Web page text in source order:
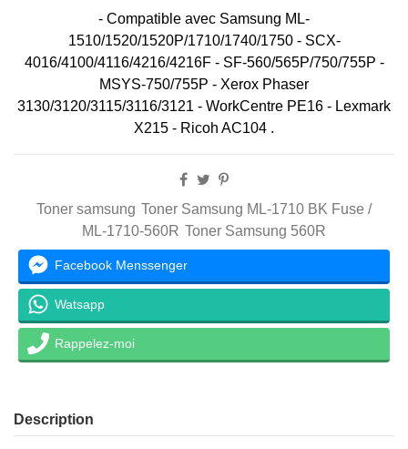
- Compatible avec Samsung ML-
1510/1520/1520P/1710/1740/1750 - SCX-
4016/4100/4116/4216/4216F - SF-560/565P/750/755P -
MSYS-750/755P - Xerox Phaser
3130/3120/3115/3116/3121 - WorkCentre PE16 - Lexmark
X215 - Ricoh AC104 .
Toner samsung Toner Samsung ML-1710 BK Fuse /
ML-1710-560R Toner Samsung 560R
Facebook Menssenger
Watsapp
Rappelez-moi
Description